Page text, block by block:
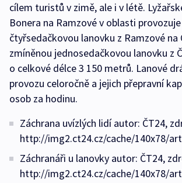
cílem turistů v zimě, ale i v létě.
Bonera na Ramzové v oblasti provozuje
čtyřsedačkovou lanovku z Ramzové na
zmíněnou jednosedačkovou lanovku z
o celkové délce 3 150 metrů. Lanové
provozu celoročně a jejich přepravní
osob za hodinu.
Záchrana uvízlých lidí autor: ČT24,
http://img2.ct24.cz/cache/140x78/
Záchranáři u lanovky autor: ČT24,
http://img2.ct24.cz/cache/140x78/